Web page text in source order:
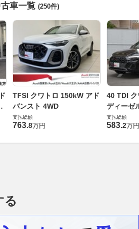
車一覧 (250件)
TFSI クワトロ 150kW アド
バンスト 4WD
支払総額
763.8万円
40 TDI ク
ディーゼ
支払総額
583.2万円
る